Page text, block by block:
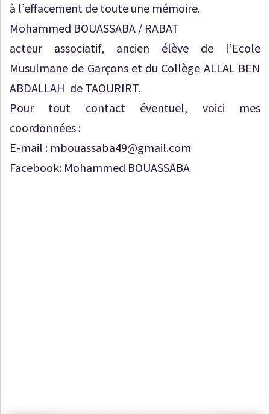
à l’effacement de toute une mémoire.
Mohammed BOUASSABA / RABAT
acteur associatif, ancien élève de l’Ecole
Musulmane de Garçons et du Collège ALLAL BEN
ABDALLAH de TAOURIRT.
Pour tout contact éventuel, voici mes
coordonnées :
E-mail : mbouassaba49@gmail.com
Facebook: Mohammed BOUASSABA